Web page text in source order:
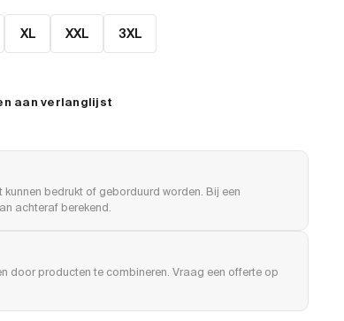
XL XXL 3XL
aan verlanglijst
bedrukt of geborduurd worden. Bij een
achteraf berekend.
door producten te combineren. Vraag een offerte op